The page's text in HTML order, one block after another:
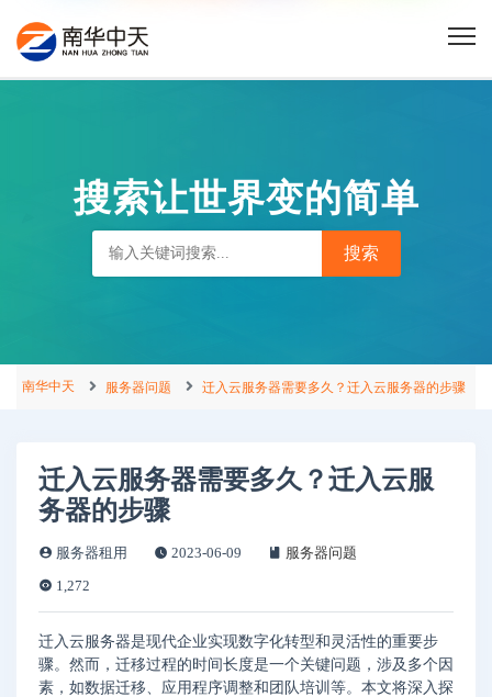
搜索让世界变的简单
南华中天 服务器问题 迁入云服务器需要多久？迁入云服务器的步骤
迁入云服务器需要多久？迁入云服
务器的步骤
服务器租用 2023-06-09
服务器问题
1,272
迁入云服务器是现代企业实现数字化转型和灵活性的重要步
骤。然而，迁移过程的时间长度是一个关键问题，涉及多个因
素，如数据迁移、应用程序调整和团队培训等。本文将深入探